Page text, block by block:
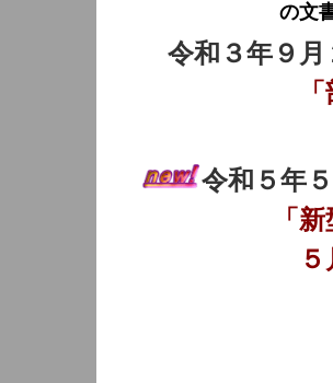
の文
令和３年９月
「
令和５年
「
５